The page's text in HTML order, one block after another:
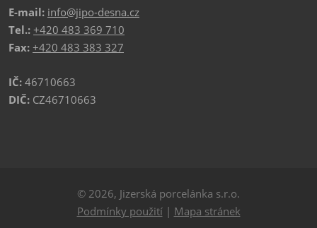
E-mail: info@jipo-desna.cz
Tel.: +420 483 369 710
Fax: +420 483 383 327
IČ: 46710663
DIČ: CZ46710663
© 2026, Jizerská porcelánka s.r.o.
Podmínky použití | Mapa stránek